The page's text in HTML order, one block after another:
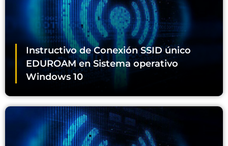
Instructivo de Conexión SSID único
EDUROAM en Sistema operativo
Windows 10